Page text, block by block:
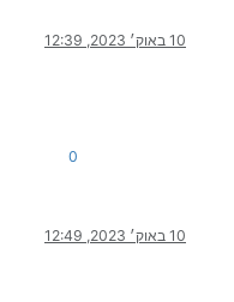
10 באוק׳ 2023, 12:39
0
10 באוק׳ 2023, 12:49